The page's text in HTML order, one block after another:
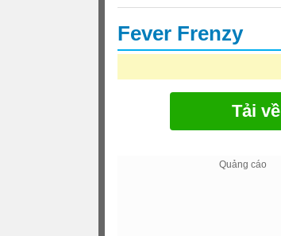
Fever Frenzy
Tải về